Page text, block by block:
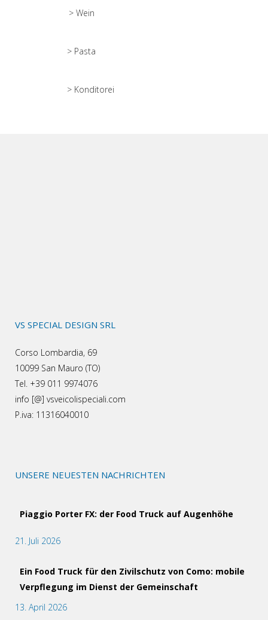
> Wein
> Pasta
> Konditorei
VS SPECIAL DESIGN SRL
Corso Lombardia, 69
10099 San Mauro (TO)
Tel. +39 011 9974076
info [@] vsveicolispeciali.com
P.iva: 11316040010
UNSERE NEUESTEN NACHRICHTEN
Piaggio Porter FX: der Food Truck auf Augenhöhe
21. Juli 2026
Ein Food Truck für den Zivilschutz von Como: mobile
Verpflegung im Dienst der Gemeinschaft
13. April 2026